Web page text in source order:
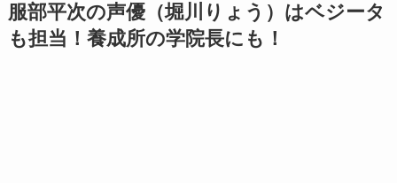
服部平次の声優（堀川りょう）はベジータ
も担当！養成所の学院長にも！